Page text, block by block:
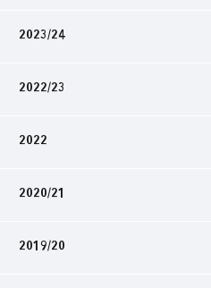
2023/24
2022/23
2022
2020/21
2019/20